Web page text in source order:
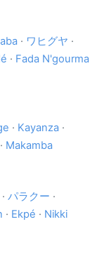
· ワヒグヤ ·
· Fada N'gourma
· Kayanza ·
· Makamba
· パラクー ·
· Ekpé · Nikki